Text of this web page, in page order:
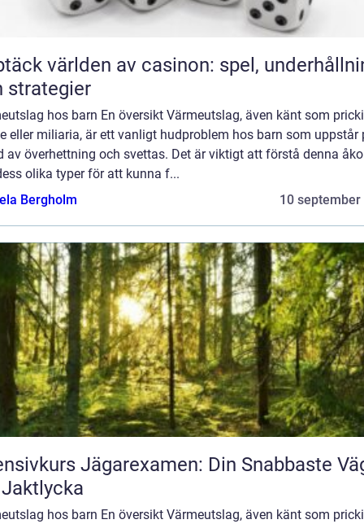
världen av casinon: spel,
strategier
hos barn En översikt Värmeutslag, även känt som
eller miliaria, är ett vanligt hudproblem hos barn som uppstår
av överhettning och svettas. Det är viktigt att förstå denna
olika typer för att kunna f...
Bergholm
10 september
Jägarexamen: Din Snabbaste
hos barn En översikt Värmeutslag, även känt som